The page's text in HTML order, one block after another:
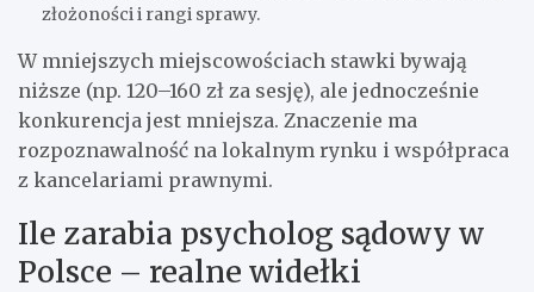
złożoności i rangi sprawy.
W mniejszych miejscowościach stawki bywają
niższe (np. 120–160 zł za sesję), ale jednocześnie
konkurencja jest mniejsza. Znaczenie ma
rozpoznawalność na lokalnym rynku i współpraca
z kancelariami prawnymi.
Ile zarabia psycholog sądowy w
Polsce – realne widełki